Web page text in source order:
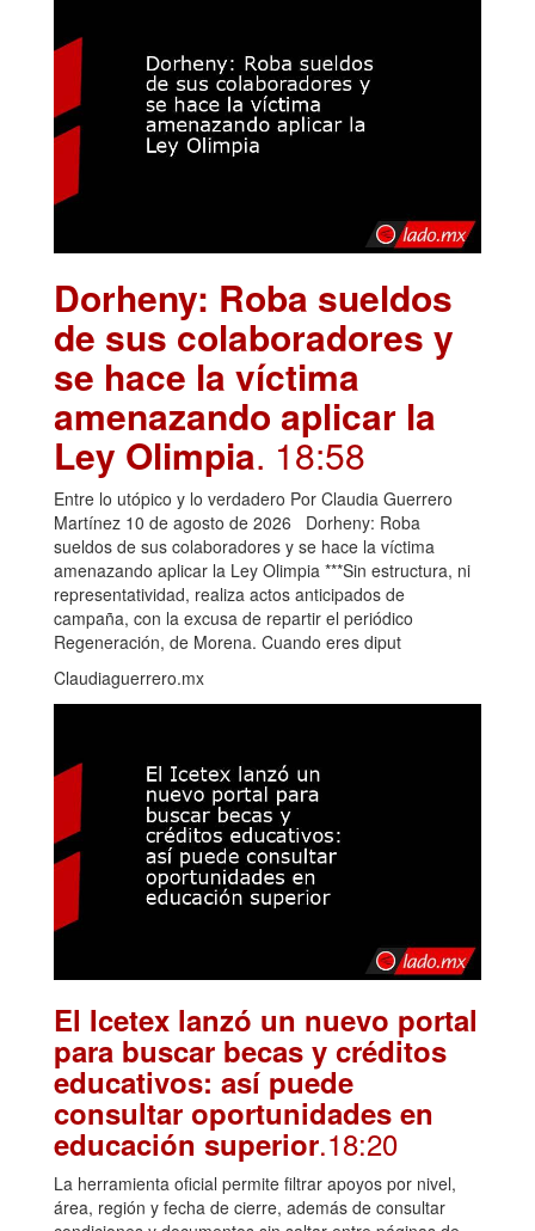
Dorheny: Roba sueldos
de sus colaboradores y
se hace la víctima
amenazando aplicar la
Ley Olimpia. 18:58
Entre lo utópico y lo verdadero Por Claudia Guerrero
Martínez 10 de agosto de 2026 Dorheny: Roba
sueldos de sus colaboradores y se hace la víctima
amenazando aplicar la Ley Olimpia ***Sin estructura, ni
representatividad, realiza actos anticipados de
campaña, con la excusa de repartir el periódico
Regeneración, de Morena. Cuando eres diput
Claudiaguerrero.mx
El Icetex lanzó un nuevo portal
para buscar becas y créditos
educativos: así puede
consultar oportunidades en
educación superior.18:20
La herramienta oficial permite filtrar apoyos por nivel,
área, región y fecha de cierre, además de consultar